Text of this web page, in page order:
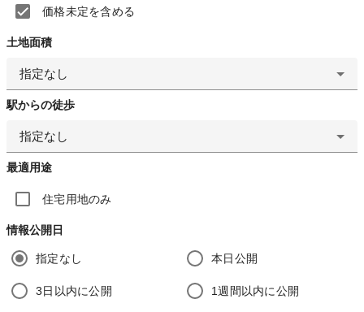
価格未定を含める
土地面積
指定なし
駅からの徒歩
指定なし
最適用途
住宅用地のみ
情報公開日
指定なし 本日公開
3日以内に公開 1週間以内に公開